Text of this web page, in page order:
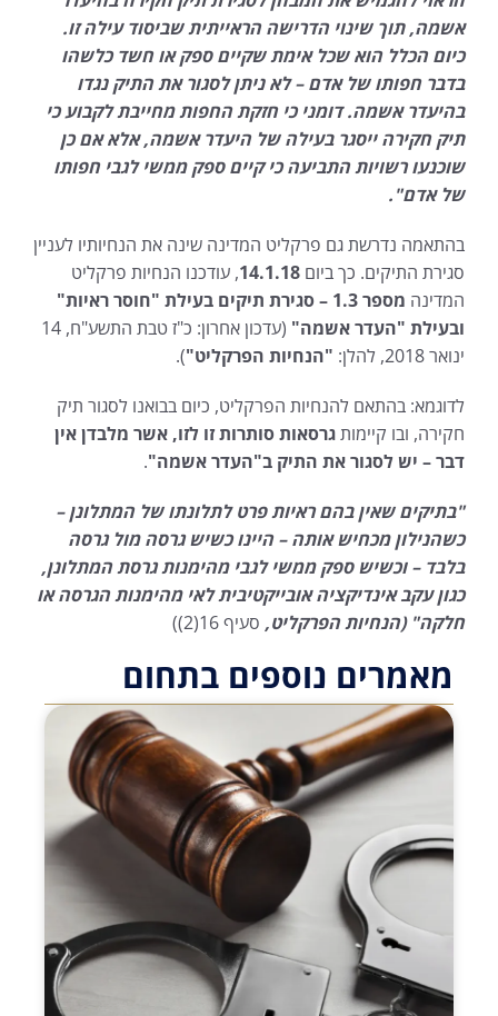
אשמה, תוך שינוי הדרישה הראייתית שביסוד עילה זו.
כיום הכלל הוא שכל אימת שקיים ספק או חשד כלשהו
בדבר חפותו של אדם – לא ניתן לסגור את התיק נגדו
בהיעדר אשמה.דומני כי חזקת החפות מחייבת לקבוע כי
תיק חקירה ייסגר בעילה של היעדר אשמה, אלא אם כן
שוכנעו רשויות התביעה כי קיים ספק ממשי לגבי חפותו
של אדם".
בהתאמה נדרשת גם פרקליט המדינה שינה את הנחיותיו לעניין
סגירת התיקים. כך ביום 14.1.18, עודכנו הנחיות פרקליט
המדינה
מספר 1.3 – סגירת תיקים בעילת "חוסר ראיות"
ובעילת "העדר אשמה"
(עדכון אחרון: כ"ז טבת התשע"ח, 14
ינואר 2018, להלן:
"הנחיות הפרקליט").
לדוגמא: בהתאם להנחיות הפרקליט, כיום בבואנו לסגור תיק
חקירה, ובו קיימותגרסאות סותרות זו לזו, אשר מלבדן אין
דבר – יש לסגור את התיק ב"העדר אשמה".
"בתיקים שאין בהם ראיות פרט לתלונתו של המתלונן –
כשהנילון מכחיש אותה – היינו כשיש גרסה מול גרסה
בלבד – וכשיש ספק ממשי לגבי מהימנות גרסת המתלונן,
כגון עקב אינדיקציה אובייקטיבית לאי מהימנות הגרסה או
חלקה" (הנחיות הפרקליט, סעיף 16(2))
מאמרים נוספים בתחום